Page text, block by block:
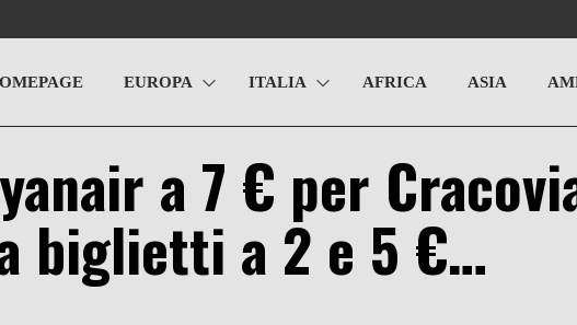
EUROPA ITALIA AFRICA ASIA
a 7 € per
biglietti a 2 e 5 €…